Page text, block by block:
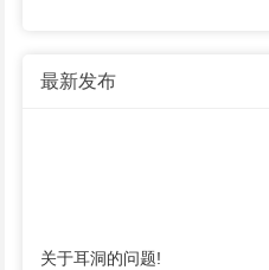
最新发布
关于耳洞的问题!